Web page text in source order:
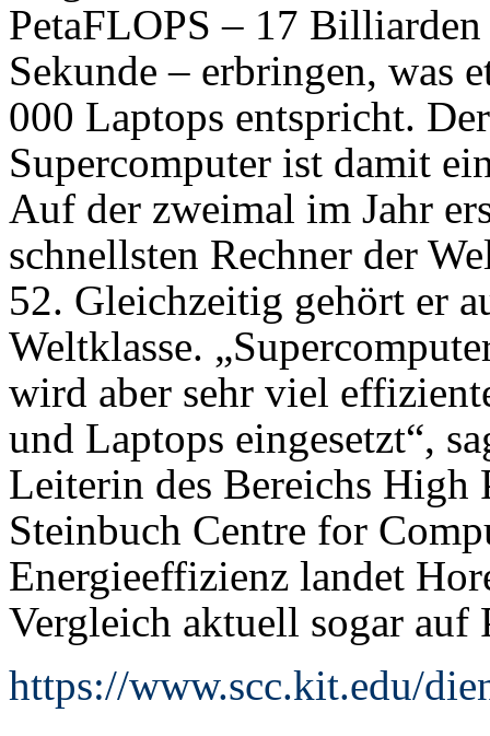
PetaFLOPS – 17
Sekunde – erbringen, was
000 Laptops entspricht.
Supercomputer ist damit
Auf der zweimal im Jahr
schnellsten Rechner der
52. Gleichzeitig gehört er
Weltklasse.
wird aber sehr viel
und Laptops eingesetzt“,
Leiterin des Bereichs High
Steinbuch Centre for
Energieeffizienz landet
Vergleich aktuell sogar auf
https://www.scc.kit.edu/